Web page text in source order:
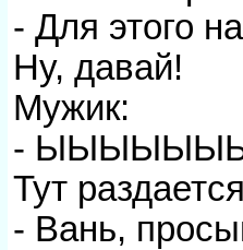
- Для этого
Hу, давай!
Мужик:
-
Тут
- Вань,